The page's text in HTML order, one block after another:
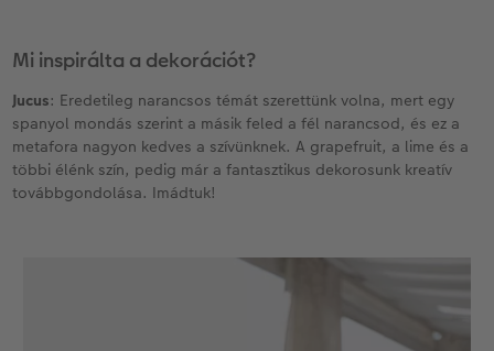
Mi inspirálta a dekorációt?
Jucus: Eredetileg narancsos témát szerettünk volna, mert egy
spanyol mondás szerint a másik feled a fél narancsod, és ez a
metafora nagyon kedves a szívünknek. A grapefruit, a lime és a
többi élénk szín, pedig már a fantasztikus dekorosunk kreatív
továbbgondolása. Imádtuk!